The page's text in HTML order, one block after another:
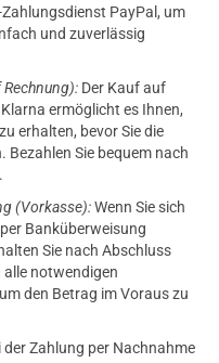
PayPal, um
und zuverlässig
Der Kauf auf
ermöglicht es Ihnen,
erhalten, bevor Sie die
Bezahlen Sie bequem nach
(Vorkasse):Wenn Sie sich
Banküberweisung
Sie nach Abschluss
alle notwendigen
den Betrag im Voraus zu
der Zahlung per Nachnahme